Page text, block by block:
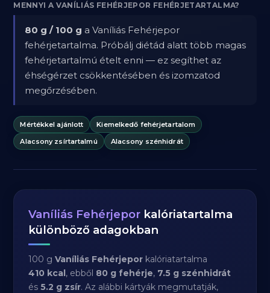
MENNYI A VANÍLIÁS FEHÉRJEPOR FEHÉRJETARTALMA?
80 g / 100 g a Vaníliás Fehérjepor
fehérjetartalma. Próbálj diétád alatt több magas
fehérjetartalmú ételt enni — ez segíthet az
éhségérzet csökkentésében és izomzatod
megőrzésében.
Mértékkel ajánlott
Kiemelkedő fehérjetartalom
Alacsony zsírtartalmú
Alacsony szénhidrát
Vaníliás Fehérjepor kalóriatartalma
különböző adagokban
100 gVaníliás Fehérjepor kalóriatartalma
410 kcal, ebből 80 g fehérje, 7.5 g szénhidrát
és5.2 g zsír. Az alábbi kártyák megmutatják,